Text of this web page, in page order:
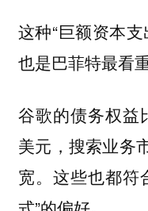
这种“巨额资本
也是巴菲特最看
谷歌的债务权益
美元，搜索业务
宽。这些也都符